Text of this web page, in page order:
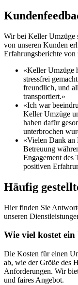
Wir bei Keller Umzüge
von unseren Kunden
Erfahrungsberichte
«Keller Umzüge
stressfrei
freundlich, und
transportiert.»
«Ich war
Keller Umzüge
haben dafür
unterbrochen
«Vielen Dank an
Betreuung
Engagement des
positiven
Häufig
Hier finden Sie
unseren
Wie viel kostet
Die Kosten für einen
ab, wie der Größe des
Anforderungen. Wir
und faires Angebot.